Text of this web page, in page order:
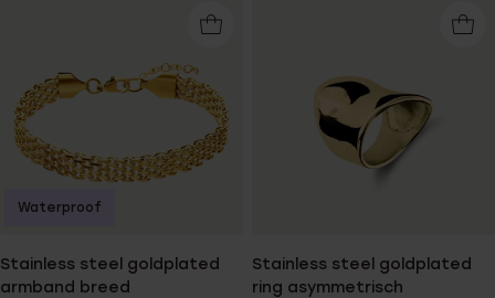
Stainless steel goldplated
armband breed
Waterproof
Stainless steel goldplated
ring asymmetrisch